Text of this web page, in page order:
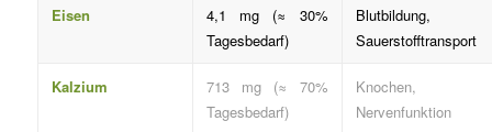
Eisen
4,1 mg (≈ 30%
Tagesbedarf)
Blutbildung,
Sauerstofftransport
Kalzium
713 mg (≈ 70%
Tagesbedarf)
Knochen,
Nervenfunktion